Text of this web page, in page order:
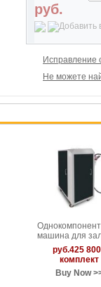
руб.
Исправление
Не можете
машина для
клеяруб.425
комплект
Buy Now